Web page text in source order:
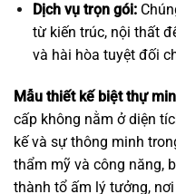
Dịch vụ trọn gói:
từ kiến trúc, nội thất
và hài hòa tuyệt đối
Mẫu thiết kế biệt thự
cấp không nằm ở diện
kế và sự thông minh
thẩm mỹ và công năng,
thành tổ ấm lý tưởng,